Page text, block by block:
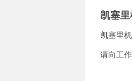
凯塞
凯塞里
请向工